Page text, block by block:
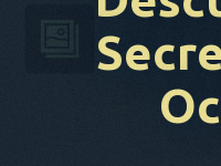
Lista De Dispositivos
PREGUNTAS